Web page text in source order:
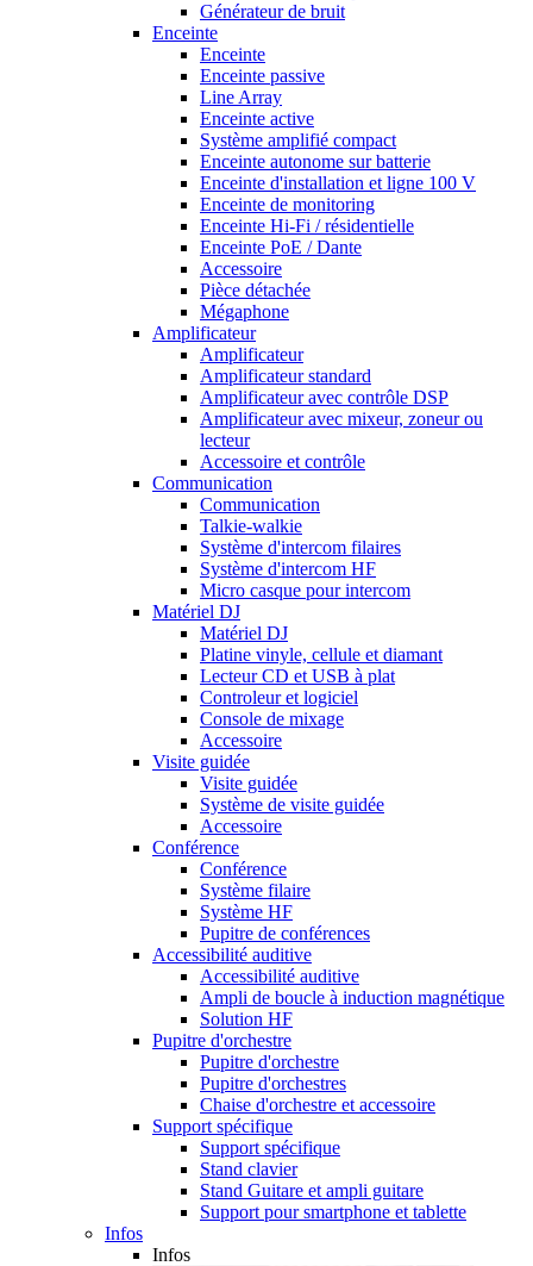
Générateur de bruit
Enceinte
Enceinte
Enceinte passive
Line Array
Enceinte active
Système amplifié compact
Enceinte autonome sur batterie
Enceinte d'installation et ligne 100 V
Enceinte de monitoring
Enceinte Hi-Fi / résidentielle
Enceinte PoE / Dante
Accessoire
Pièce détachée
Mégaphone
Amplificateur
Amplificateur
Amplificateur standard
Amplificateur avec contrôle DSP
Amplificateur avec mixeur, zoneur ou
lecteur
Accessoire et contrôle
Communication
Communication
Talkie-walkie
Système d'intercom filaires
Système d'intercom HF
Micro casque pour intercom
Matériel DJ
Matériel DJ
Platine vinyle, cellule et diamant
Lecteur CD et USB à plat
Controleur et logiciel
Console de mixage
Accessoire
Visite guidée
Visite guidée
Système de visite guidée
Accessoire
Conférence
Conférence
Système filaire
Système HF
Pupitre de conférences
Accessibilité auditive
Accessibilité auditive
Ampli de boucle à induction magnétique
Solution HF
Pupitre d'orchestre
Pupitre d'orchestre
Pupitre d'orchestres
Chaise d'orchestre et accessoire
Support spécifique
Support spécifique
Stand clavier
Stand Guitare et ampli guitare
Support pour smartphone et tablette
Infos
Infos